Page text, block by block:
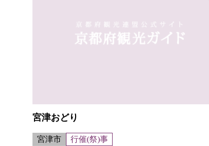
宮津おどり
宮津市 行催(祭)事